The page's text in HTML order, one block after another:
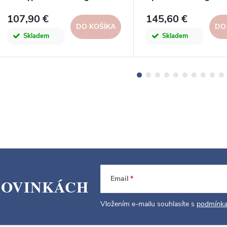
107,90 €
Skladem
DO KOŠÍKA
145,60 €
Skladem
Email
Vložením e-mailu souhlasíte s